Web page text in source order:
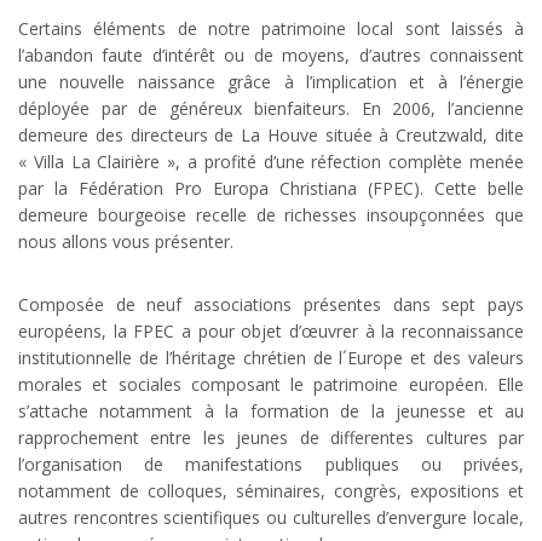
Certains éléments de notre patrimoine local sont laissés à
l’abandon faute d’intérêt ou de moyens, d’autres connaissent
une nouvelle naissance grâce à l’implication et à l’énergie
déployée par de généreux bienfaiteurs. En 2006, l’ancienne
demeure des directeurs de La Houve située à Creutzwald, dite
« Villa La Clairière », a profité d’une réfection complète menée
par la Fédération Pro Europa Christiana (FPEC). Cette belle
demeure bourgeoise recelle de richesses insoupçonnées que
nous allons vous présenter.
Composée de neuf associations présentes dans sept pays
européens, la FPEC a pour objet d’œuvrer à la reconnaissance
institutionnelle de l’héritage chrétien de l´Europe et des valeurs
morales et sociales composant le patrimoine européen. Elle
s’attache notamment à la formation de la jeunesse et au
rapprochement entre les jeunes de differentes cultures par
l’organisation de manifestations publiques ou privées,
notamment de colloques, séminaires, congrès, expositions et
autres rencontres scientifiques ou culturelles d’envergure locale,